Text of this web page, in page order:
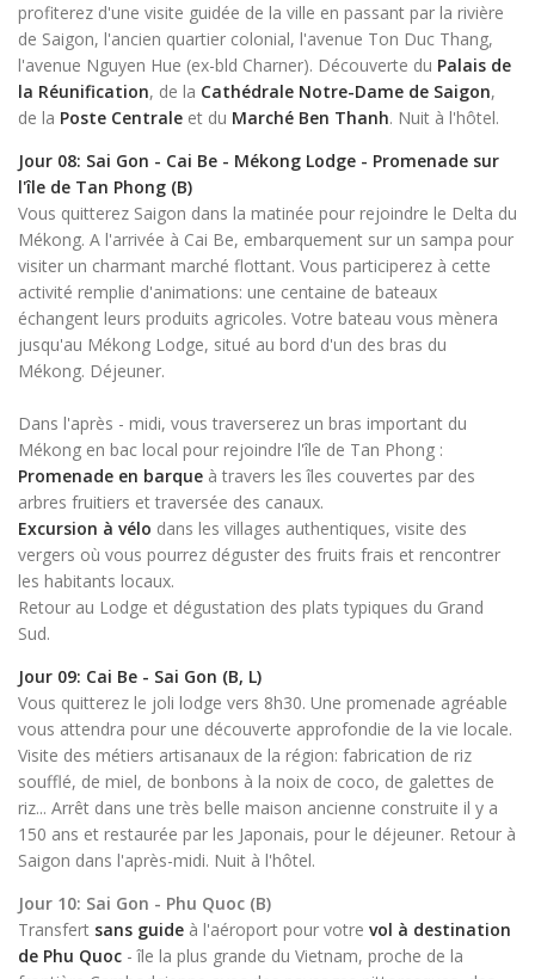
profiterez d'une visite guidée de la ville en passant par la rivière
de Saigon, l'ancien quartier colonial, l'avenue Ton Duc Thang,
l'avenue Nguyen Hue (ex-bld Charner). Découverte du Palais de
la Réunification, de la Cathédrale Notre-Dame de Saigon,
de la Poste Centrale et du Marché Ben Thanh. Nuit à l'hôtel.
Jour 08: Sai Gon - Cai Be - Mékong Lodge - Promenade sur
l'île de Tan Phong (B)
Vous quitterez Saigon dans la matinée pour rejoindre le Delta du
Mékong. A l'arrivée à Cai Be, embarquement sur un sampa pour
visiter un charmant marché flottant. Vous participerez à cette
activité remplie d'animations: une centaine de bateaux
échangent leurs produits agricoles. Votre bateau vous mènera
jusqu'au Mékong Lodge, situé au bord d'un des bras du
Mékong. Déjeuner.
Dans l'après - midi, vous traverserez un bras important du
Mékong en bac local pour rejoindre l'île de Tan Phong :
Promenade en barque à travers les îles couvertes par des
arbres fruitiers et traversée des canaux.
Excursion à vélo dans les villages authentiques, visite des
vergers où vous pourrez déguster des fruits frais et rencontrer
les habitants locaux.
Retour au Lodge et dégustation des plats typiques du Grand
Sud.
Jour 09: Cai Be - Sai Gon (B, L)
Vous quitterez le joli lodge vers 8h30. Une promenade agréable
vous attendra pour une découverte approfondie de la vie locale.
Visite des métiers artisanaux de la région: fabrication de riz
soufflé, de miel, de bonbons à la noix de coco, de galettes de
riz... Arrêt dans une très belle maison ancienne construite il y a
150 ans et restaurée par les Japonais, pour le déjeuner. Retour à
Saigon dans l'après-midi. Nuit à l'hôtel.
Jour 10: Sai Gon - Phu Quoc (B)
Transfert sans guide à l'aéroport pour votre vol à destination
de Phu Quoc - île la plus grande du Vietnam, proche de la